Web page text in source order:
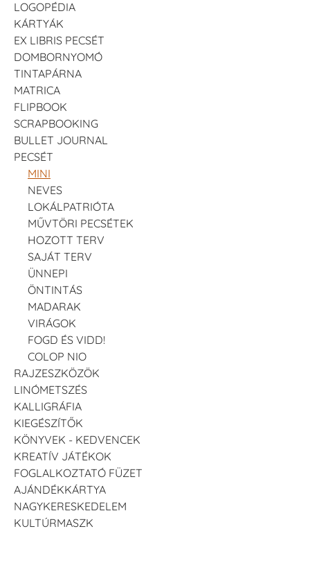
LOGOPÉDIA
KÁRTYÁK
EX LIBRIS PECSÉT
DOMBORNYOMÓ
TINTAPÁRNA
MATRICA
FLIPBOOK
SCRAPBOOKING
BULLET JOURNAL
PECSÉT
MINI
NEVES
LOKÁLPATRIÓTA
MŰVTÖRI PECSÉTEK
HOZOTT TERV
SAJÁT TERV
ÜNNEPI
ÖNTINTÁS
MADARAK
VIRÁGOK
FOGD ÉS VIDD!
COLOP NIO
RAJZESZKÖZÖK
LINÓMETSZÉS
KALLIGRÁFIA
KIEGÉSZÍTŐK
KÖNYVEK - KEDVENCEK
KREATÍV JÁTÉKOK
FOGLALKOZTATÓ FÜZET
AJÁNDÉKKÁRTYA
NAGYKERESKEDELEM
KULTÚRMASZK